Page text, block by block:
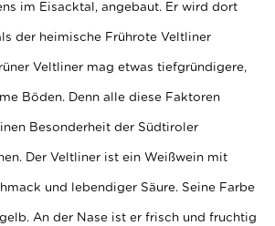
im Eisacktal, angebaut. Er wird dort
der heimische Frührote Veltliner
Veltliner mag etwas tiefgründigere,
Böden. Denn alle diese Faktoren
Besonderheit der Südtiroler
Der Veltliner ist ein Weißwein mit
und lebendiger Säure. Seine Farbe
An der Nase ist er frisch und fruchtig